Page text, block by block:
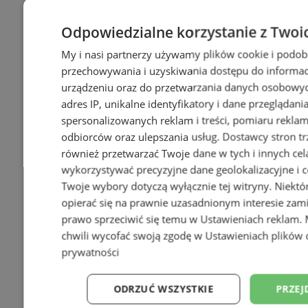
Odpowiedzialne korzystanie z
My i nasi partnerzy używamy plików cookie i
przechowywania i uzyskiwania dostępu do
urządzeniu oraz do przetwarzania danych
adres IP, unikalne identyfikatory i dane
spersonalizowanych reklam i treści, pomiaru
odbiorców oraz ulepszania usług. Dostawcy stron
również przetwarzać Twoje dane w tych i innych
wykorzystywać precyzyjne dane geolokalizacyjne i
Twoje wybory dotyczą wyłącznie tej witryny.
opierać się na prawnie uzasadnionym interesie
prawo sprzeciwić się temu w Ustawieniach reklam.
chwili wycofać swoją zgodę w Ustawieniach plików
prywatności
ODRZUĆ WSZYSTKIE